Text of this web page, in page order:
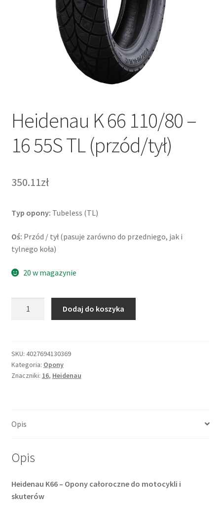
Heidenau K 66 110/80 –
16 55S TL (przód/tył)
350.11zł
Typ opony: Tubeless (TL)
Oś: Przód / tył (pasuje zarówno do przedniego, jak i
tylnego koła)
20 w magazynie
110/80
-
16
Dodaj do koszyka
SKU: 4027694130369
Kategoria: Opony
Znaczniki: 16, Heidenau
Opis
Opis
Heidenau K66 – Opony całoroczne do motocykli i
skuterów